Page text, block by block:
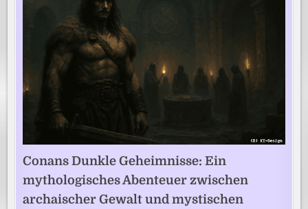
Conans Dunkle Geheimnisse: Ein
mythologisches Abenteuer zwischen
archaischer Gewalt und mystischen